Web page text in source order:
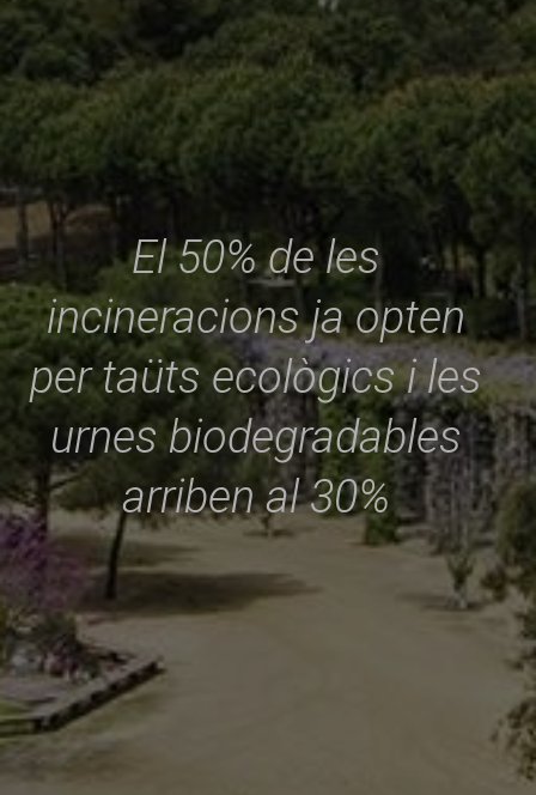
El 50% de les
incineracions ja opten
per taüts ecològics i les
urnes biodegradables
arriben al 30%